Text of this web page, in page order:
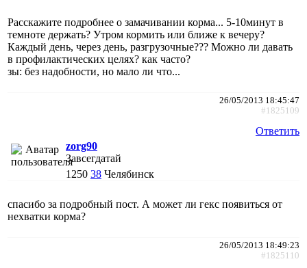
Расскажите подробнее о замачивании корма... 5-10минут в
темноте держать? Утром кормить или ближе к вечеру?
Каждый день, через день, разгрузочные??? Можно ли давать
в профилактических целях? как часто?
зы: без надобности, но мало ли что...
26/05/2013 18:45:47
#1825109
Ответить
zorg90
Завсегдатай
1250 38 Челябинск
спасибо за подробный пост. А может ли гекс появиться от
нехватки корма?
26/05/2013 18:49:23
#1825110